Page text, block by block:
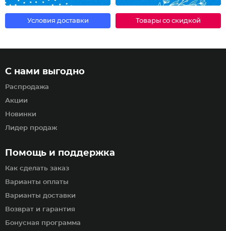
Условия доставки Товары со скидкой
Помощь и поддержка
Как сделать заказ
Варианты оплаты
Варианты доставки
Возврат и гарантия
Бонусная программа
С нами выгодно
Распродажа
Акции
Новинки
Лидер продаж